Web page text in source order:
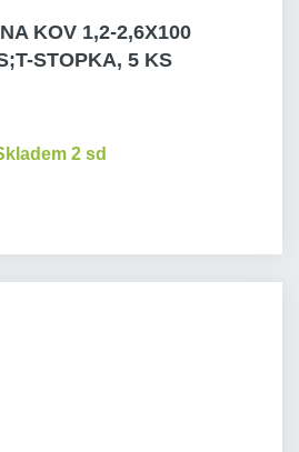
KOV 1,2-2,6X100
STOPKA, 5 KS
2 sd